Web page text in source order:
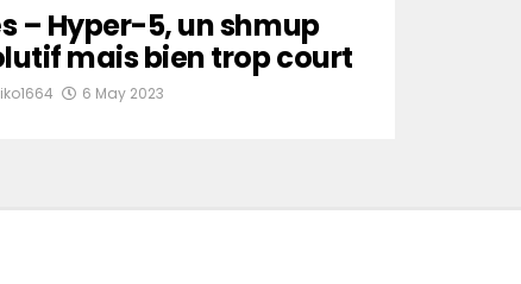
– Hyper-5, un shmup
mais bien trop court
6 May 2023